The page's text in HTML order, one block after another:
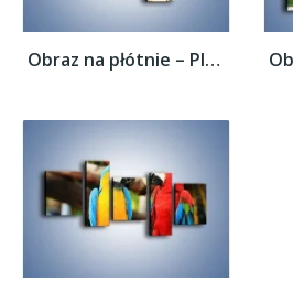
Obraz na płótnie – Ploty papuzie –...